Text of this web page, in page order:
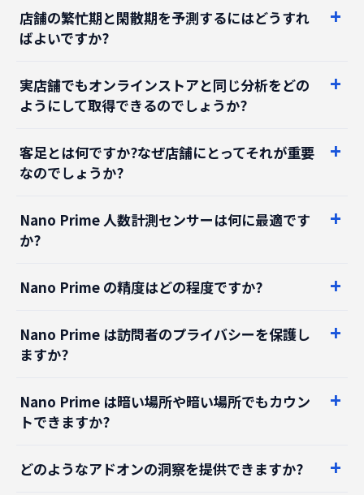
店舗の繁忙期と閑散期を予測するにはどうすれ
ばよいですか?
実店舗でもオンラインストアと同じ分析をどの
ようにして取得できるのでしょうか?
客足とは何ですか?なぜ店舗にとってそれが重要
なのでしょうか?
Nano Prime 人数計測センサーは何に最適です
か?
Nano Prime の精度はどの程度ですか?
Nano Prime は訪問者のプライバシーを保護し
ますか?
Nano Prime は暗い場所や暗い場所でもカウン
トできますか?
どのようなアドオンの洞察を提供できますか?